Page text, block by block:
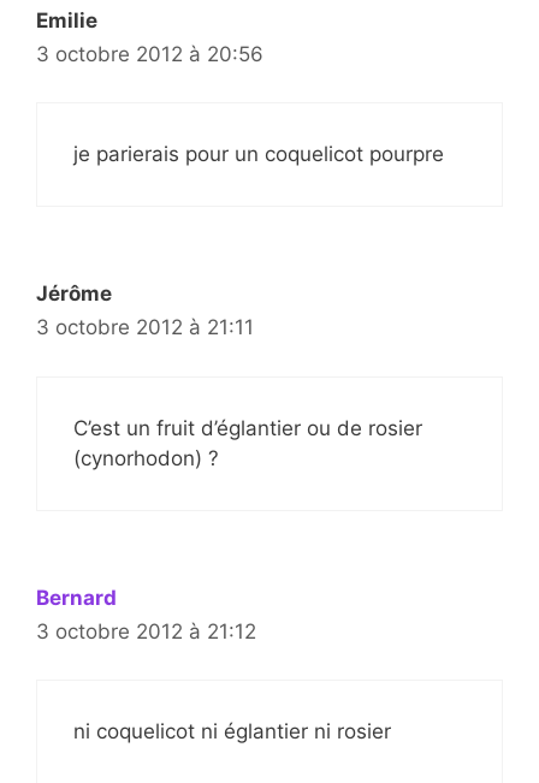
Emilie
3 octobre 2012 à 20:56
je parierais pour un coquelicot pourpre
Jérôme
3 octobre 2012 à 21:11
C’est un fruit d’églantier ou de rosier
(cynorhodon) ?
Bernard
3 octobre 2012 à 21:12
ni coquelicot ni églantier ni rosier